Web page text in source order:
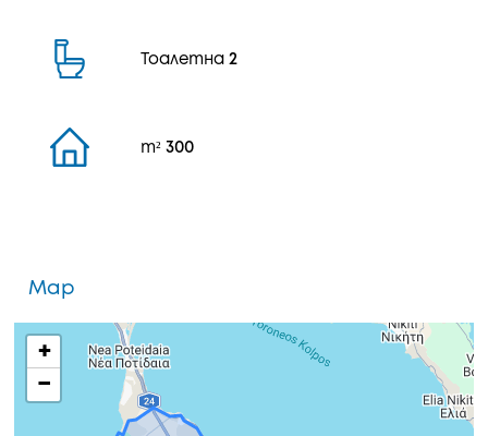
Тоалетна 2
m² 300
Map
+
−